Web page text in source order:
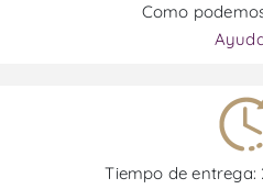
Como
Tiempo de entrega: